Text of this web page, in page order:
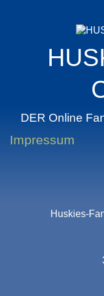
DER Online
Impressum
Huskies-